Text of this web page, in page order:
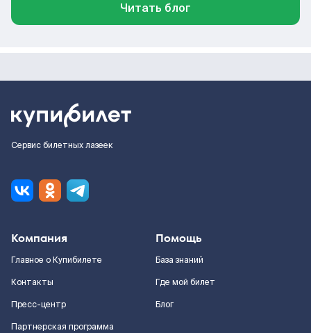
Читать блог
Сервис билетных лазеек
Компания
Главное о Купибилете
Контакты
Пресс-центр
Партнерская программа
Помощь
База знаний
Где мой билет
Блог